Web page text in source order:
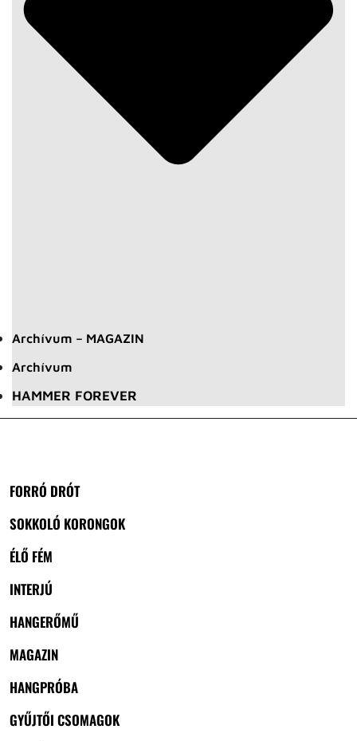
Archívum – MAGAZIN
Archívum
HAMMER FOREVER
FORRÓ DRÓT
SOKKOLÓ KORONGOK
ÉLŐ FÉM
INTERJÚ
HANGERŐMŰ
MAGAZIN
HANGPRÓBA
GYŰJTŐI CSOMAGOK